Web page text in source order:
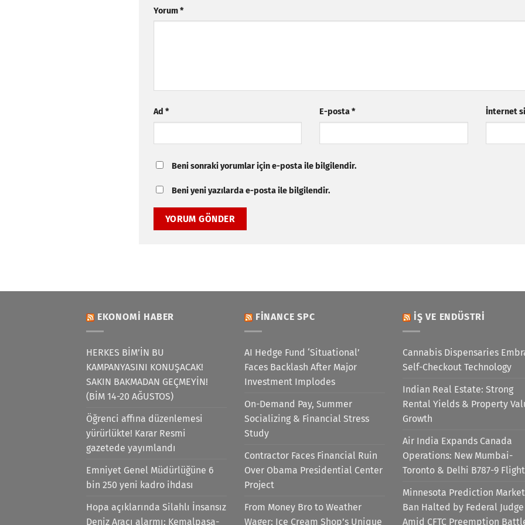
Yorum*
Ad * E-posta* İnternet
Beni sonraki yorumlar için e-posta ile bilgilendir.
Beni yeni yazılarda e-posta ile bilgilendir.
EKONOMI HABER
HERKES BİM’İN BU
KAMPANYASINI KONUŞACAK!
SAKIN BAKMADAN GEÇMEYİN!
(BİM 14-20 AĞUSTOS)
Öğrenci affına düzenlemesi
yürürlükte! Karar Resmi
gazetede yayımlandı
Emniyet Genel Müdürlüğüne 6
bin 250 yeni kadro ihdası
Hopa açıklarında Silahlı İnsansız
Deniz Aracı alarmı: Kemalpaşa-
FINANCE SPC
AI Hedge Fund ‘Situational’
Faces Backlash After Major
Investment Implodes
On-Demand Pay, Summer
Socializing & Financial Stress
Study
Contractor Faces Financial Ruin
Over Obama Presidential Center
Project
From Money Bro to Weather
Wager: Ice Cream Shop’s Unique
İŞ VE ENDÜSTRI
Cannabis Dispensaries
Self-Checkout Technology
Indian Real Estate: Strong
Rental Yields & Property
Growth
Air India Expands Canada
Operations: New Mumbai-
Toronto & Delhi B787-9
Minnesota Prediction Market
Ban Halted by Federal Judge
Amid CFTC Preemption